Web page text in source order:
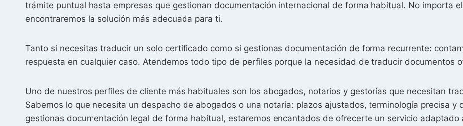
trámite puntual hasta empresas que gestionan documentación internacional de forma habitual. No importa
encontraremos la solución más adecuada para ti.
Tanto si necesitas traducir un solo certificado como si gestionas documentación de forma recurrente:
respuesta en cualquier caso. Atendemos todo tipo de perfiles porque la necesidad de traducir documentos
Uno de nuestros perfiles de cliente más habituales son los abogados, notarios y gestorías que necesitan
Sabemos lo que necesita un despacho de abogados o una notaría: plazos ajustados, terminología precisa y
gestionas documentación legal de forma habitual, estaremos encantados de ofrecerte un servicio adaptado